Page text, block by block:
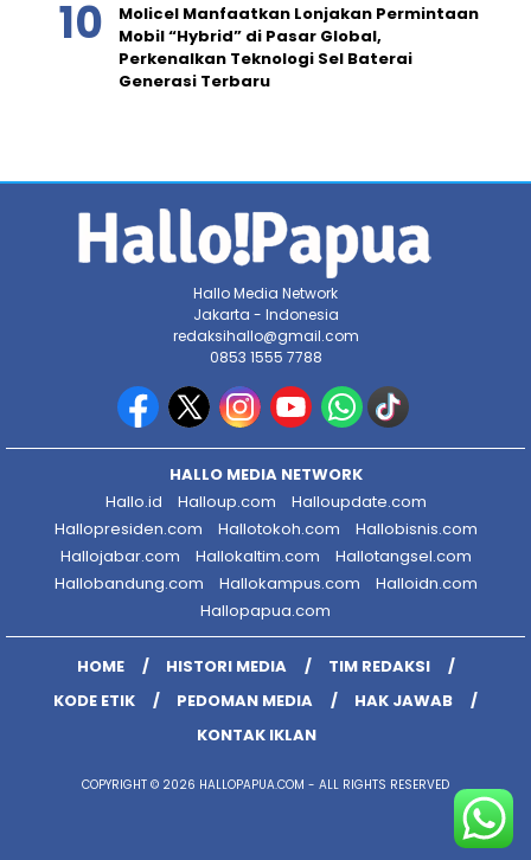
Molicel Manfaatkan Lonjakan Permintaan
Mobil “Hybrid” di Pasar Global,
Perkenalkan Teknologi Sel Baterai
Generasi Terbaru
Hallo Media Network
Jakarta - Indonesia
redaksihallo@gmail.com
0853 1555 7788
HALLO MEDIA NETWORK
Hallo.id
Halloup.com
Halloupdate.com
Hallopresiden.com
Hallotokoh.com
Hallobisnis.com
Hallojabar.com
Hallokaltim.com
Hallotangsel.com
Hallobandung.com
Hallokampus.com
Halloidn.com
Hallopapua.com
HOME HISTORI MEDIA
TIM REDAKSI
KODE ETIK
PEDOMAN MEDIA
HAK JAWAB
KONTAK IKLAN
COPYRIGHT © 2026 HALLOPAPUA.COM - ALL RIGHTS RESERVED